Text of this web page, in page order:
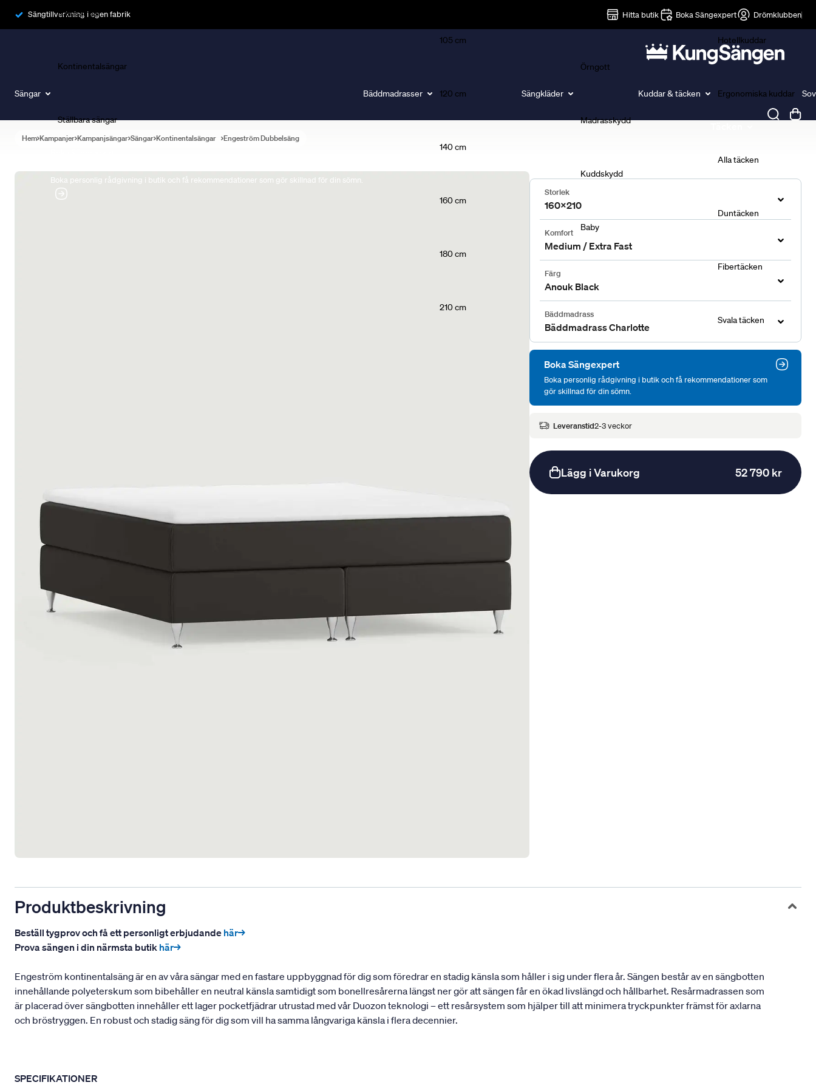
Sängtillverkning i egen fabrik Hitta butik Boka Sängexpert Drömklubben
Sängar
Ramsängar
Kontinentalsängar
Ställbara sängar
Boka personlig rådgivning i butik och få rekommendationer som gör skillnad för din sömn.
Bäddmadrasser
105 cm
120 cm
140 cm
160 cm
180 cm
210 cm
Sängkläder
Örngott
Madrasskydd
Kuddskydd
Baby
Kuddar & täcken
Hotellkuddar
Ergonomiska kuddar
Alla täcken
Duntäcken
Fibertäcken
Svala täcken
Hem Kampanjer Kampanjsängar Sängar Kontinentalsängar Engeström Dubbelsäng
Storlek
160x210
Komfort
Medium / Extra Fast
Färg
Anouk Black
Bäddmadrass
Bäddmadrass Charlotte
Boka Sängexpert
Boka personlig rådgivning i butik och få rekommendationer som
gör skillnad för din sömn.
Leveranstid2-3 veckor
Lägg i Varukorg 52 790 kr
Produktbeskrivning
Beställ tygprov och få ett personligt erbjudande här→
Prova sängen i din närmsta butik här→
Engeström kontinentalsäng är en av våra sängar med en fastare uppbyggnad för dig som föredrar en stadig känsla som håller i sig under flera år. Sängen består av en sängbotten
innehållande polyeterskum som bibehåller en neutral känsla samtidigt som bonellresårerna längst ner gör att sängen får en ökad livslängd och hållbarhet. Resårmadrassen som
är placerad över sängbotten innehåller ett lager pocketfjädrar utrustad med vår Duozon teknologi – ett resårsystem som hjälper till att minimera tryckpunkter främst för axlarna
och bröstryggen. En robust och stadig säng för dig som vill ha samma långvariga känsla i flera decennier.
SPECIFIKATIONER